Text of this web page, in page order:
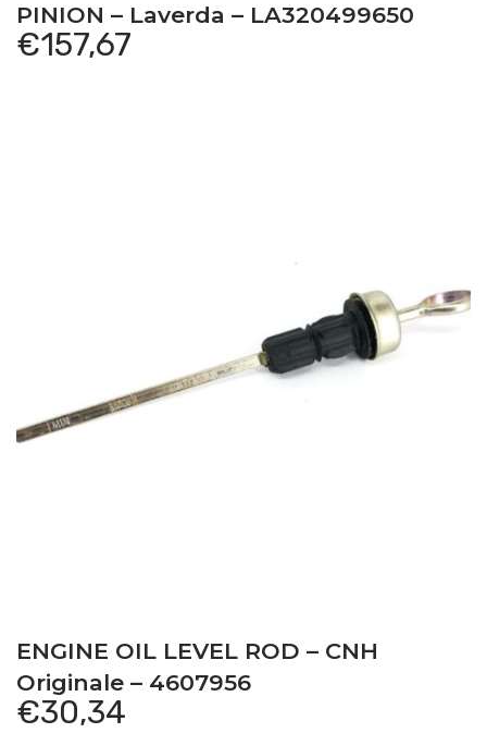
PINION – Laverda – LA320499650
€157,67
ENGINE OIL LEVEL ROD – CNH
Originale – 4607956
€30,34